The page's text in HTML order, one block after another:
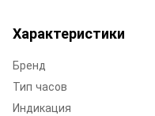
Характеристики
Бренд
Тип часов
Индикация